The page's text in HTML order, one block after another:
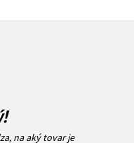
na aký tovar je